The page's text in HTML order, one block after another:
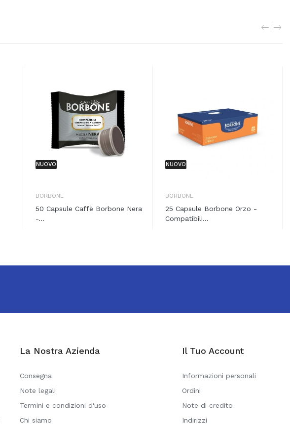
NUOVO
BORBONE
50 Capsule Caffè Borbone Nera
-...
NUOVO
BORBONE
25 Capsule Borbone Orzo -
Compatibili...
La Nostra Azienda
Consegna
Note legali
Termini e condizioni d'uso
Chi siamo
Il Tuo Account
Informazioni personali
Ordini
Note di credito
Indirizzi